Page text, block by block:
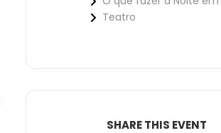
Teatro
SHARE THIS EVENT